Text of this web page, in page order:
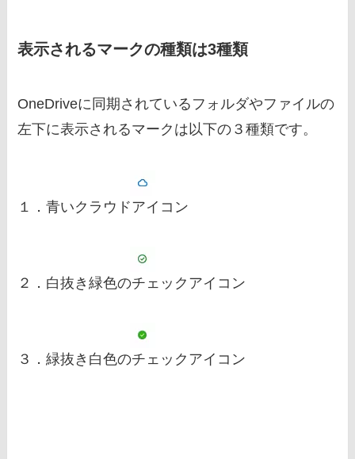
表示されるマークの種類は3種類
OneDriveに同期されているフォルダやファイルの
左下に表示されるマークは以下の３種類です。
１．青いクラウドアイコン
２．白抜き緑色のチェックアイコン
３．緑抜き白色のチェックアイコン